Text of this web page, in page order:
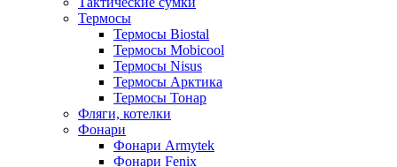
Термосы
Термосы Biostal
Термосы Mobicool
Термосы Nisus
Термосы Арктика
Термосы Тонар
Фляги, котелки
Фонари
Фонари Armytek
Фонари Fenix